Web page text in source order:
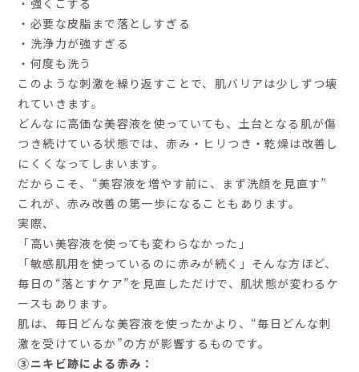
・必要な皮脂まで落としすぎる
・洗浄力が強すぎる
・何度も洗う
このような刺激を繰り返すことで、肌バリアは少しずつ壊
れていきます。
どんなに高価な美容液を使っていても、土台となる肌が傷
つき続けている状態では、赤み・ヒリつき・乾燥は改善し
にくくなってしまいます。
だからこそ、“美容液を増やす前に、まず洗顔を見直す”
これが、赤み改善の第一歩になることもあります。
実際、
「高い美容液を使っても変わらなかった」
「敏感肌用を使っているのに赤みが続く」そんな方ほど、
毎日の“落とすケア”を見直しただけで、肌状態が変わるケ
ースもあります。
肌は、毎日どんな美容液を使ったかより、“毎日どんな刺
激を受けているか”の方が影響するものです。
③ニキビ跡による赤み：